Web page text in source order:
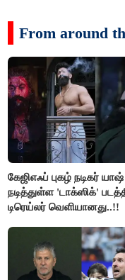
From around
கேஜிஎஃப் புகழ் நடிகர் யாஷ்
நடித்துள்ள 'டாக்‌ஸிக்'
டிரெய்லர் வெளியானது..!!